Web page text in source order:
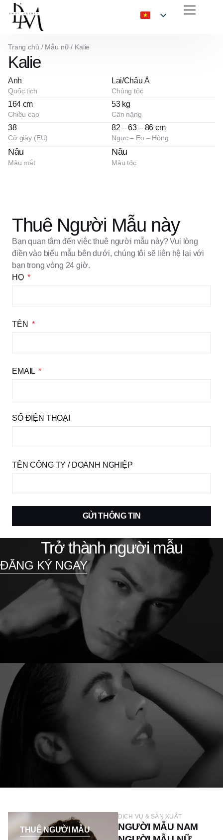
Trang chủ / Mẫu nữ/ Kalie
Kalie
Anh
Quốc tịch
Lai/Châu Á
Chủng tộc
164 cm
Chiều cao
53 kg
Cân nặng
38
Cỡ giày (EU)
82 – 63 – 86 cm
Ngực – Eo – Hông
Nâu
Màu mắt
Nâu
Màu tóc
Thuê Người Mẫu này
Bạn quan tâm đến việc thuê người mẫu này? Vui lòng
điền vào biểu mẫu bên dưới, chúng tôi sẽ liên hệ lại với
bạn trong vòng 24 giờ.
HỌ
TÊN
EMAIL
SỐ ĐIỆN THOẠI
TÊN CÔNG TY / DOANH NGHIỆP
GỬI THÔNG TIN
Trở thành người mẫu
ĐĂNG KÝ NGAY
THUÊ NGƯỜI MẪU
DỊCH VỤ & SẢN XUẤT
NGƯỜI MẪU NAM